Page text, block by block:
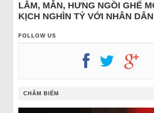
LÂM, MẪN, HƯNG NGỒI GHẾ
KỊCH NGHÌN TỶ VỚI NHÂN DÂN
FOLLOW US
CHÂM BIẾM